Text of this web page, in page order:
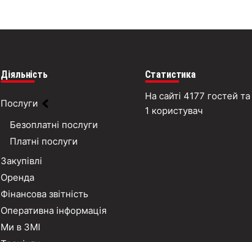
Діяльність
Послуги
Безоплатні послуги
Платні послуги
Закупівлі
Оренда
Фінансова звітність
Оперативна інформація
Ми в ЗМІ
Статистика
На сайті 4177 гостей та
1 користувач